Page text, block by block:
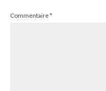
Commentaire*